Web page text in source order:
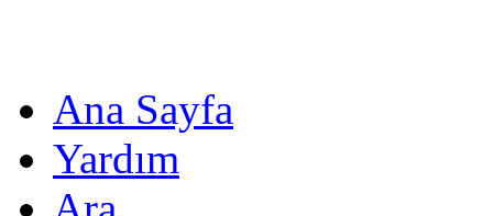
Ana Sayfa
Yardım